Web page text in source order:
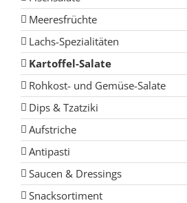
Meeresfrüchte
Lachs-Spezialitäten
Kartoffel-Salate
Rohkost- und Gemüse-Salate
Dips & Tzatziki
Aufstriche
Antipasti
Saucen & Dressings
Snacksortiment